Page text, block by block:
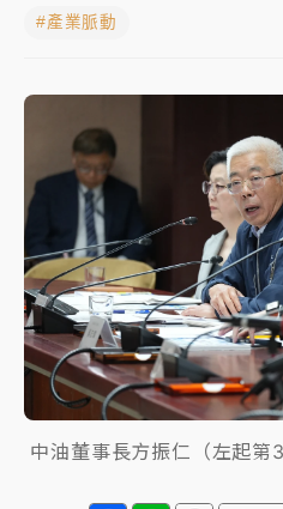
中租控股7月營收創今年新
獨家｜ 和欣客運總裁逝世
腳鐐提前奔靈堂畫面曝
處置制度大變革！ 證交所
數與撮合時間
才續任就飛美國大學面試
到來時引起我的好奇
白海豚颱風解除海警 西南
地午後雷雨
分析｜ 7月營收甫首破單月
#產業脈動
中油董事長方振仁（左起第